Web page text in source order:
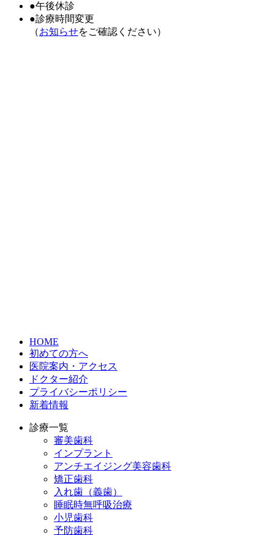
●午後休診
●診療時間変更
（お知らせをご確認ください）
HOME
初めての方へ
医院案内・アクセス
ドクター紹介
プライバシーポリシー
新着情報
診療一覧
審美歯科
インプラント
アンチエイジング美容歯科
矯正歯科
入れ歯（義歯）
睡眠時無呼吸治療
小児歯科
予防歯科